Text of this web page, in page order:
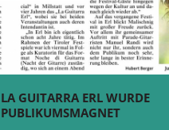
LA GUITARRA ERL WURDE
PUBLIKUMSMAGNET